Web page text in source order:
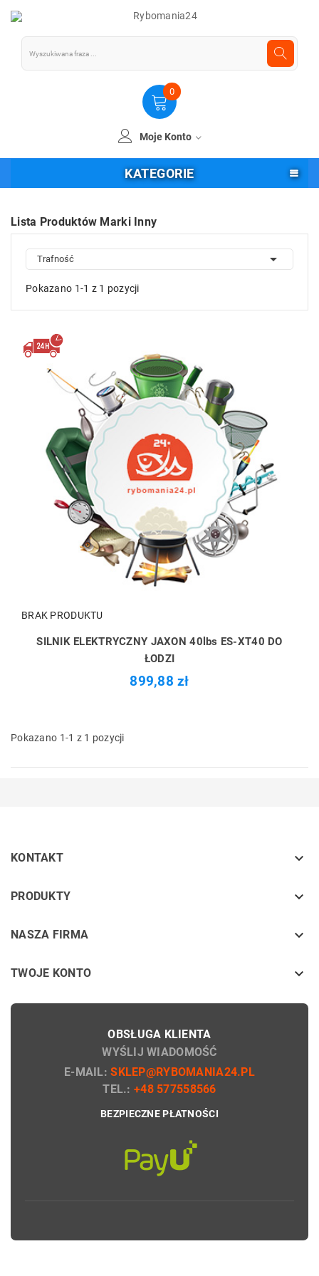
0
Moje Konto
KATEGORIE
Lista Produktów Marki Inny
Trafność 
Pokazano 1-1 z 1 pozycji
BRAK PRODUKTU
SILNIK ELEKTRYCZNY JAXON 40lbs ES-XT40 DO
ŁODZI
899,88 zł
Pokazano 1-1 z 1 pozycji
KONTAKT 
PRODUKTY keyboard_arrow_down
NASZA FIRMA keyboard_arrow_down
TWOJE KONTO 
OBSŁUGA KLIENTA
WYŚLIJ WIADOMOŚĆ
E-MAIL:SKLEP@RYBOMANIA24.PL
TEL.:+48 577558566
BEZPIECZNE PŁATNOŚCI